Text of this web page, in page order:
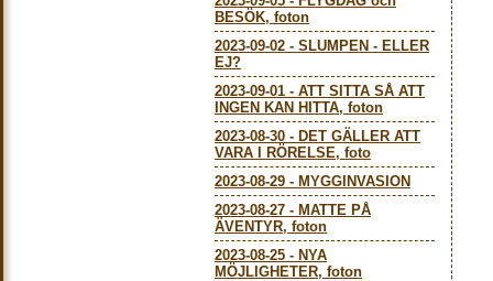
BESÖK, foton
2023-09-02 - SLUMPEN - ELLER
EJ?
2023-09-01 - ATT SITTA SÅ ATT
INGEN KAN HITTA, foton
2023-08-30 - DET GÄLLER ATT
VARA I RÖRELSE, foto
2023-08-29 - MYGGINVASION
2023-08-27 - MATTE PÅ
ÄVENTYR, foton
2023-08-25 - NYA
MÖJLIGHETER, foton